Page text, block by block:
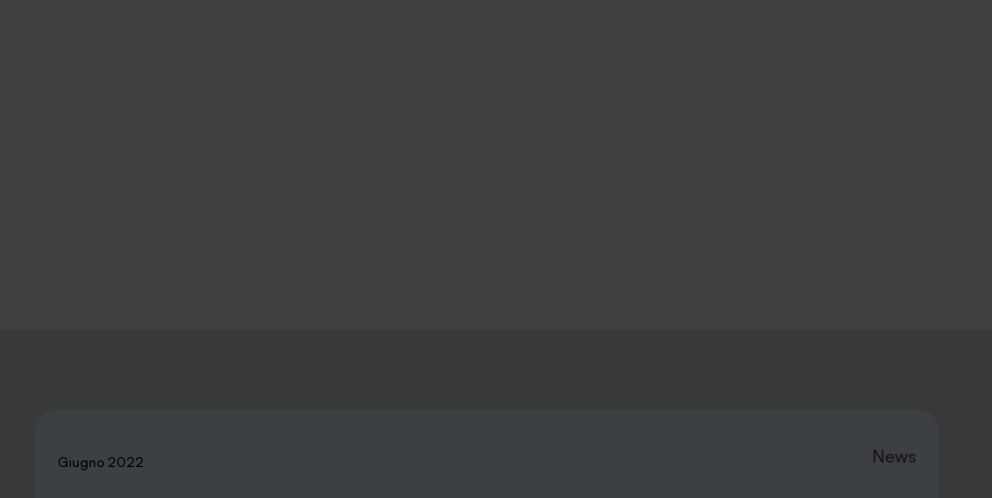
Giugno 2022 News